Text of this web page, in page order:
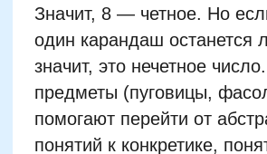
визуализировать идею четности как
можно использовать простую фразу-
запоминалку: «Четные заканчиваются
на 0, 2, 4, 6 или 8, а нечетные — на 1,
5, 7, 9».
Хорошо работает и идея с проверкой